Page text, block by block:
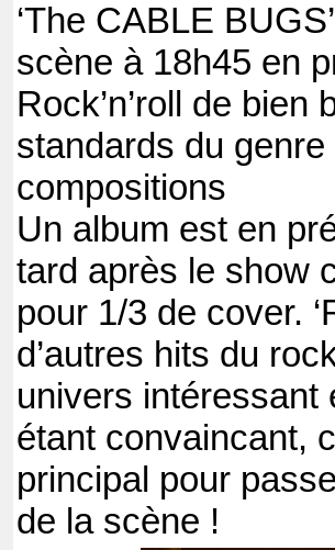
‘The CABLE
scène à 18h45 en
Rock’n’roll de
standards du
compositions
Un album est en
tard après le show
pour 1/3 de cover.
d’autres hits du
univers intéressant
étant convaincant,
principal pour
de la scène !